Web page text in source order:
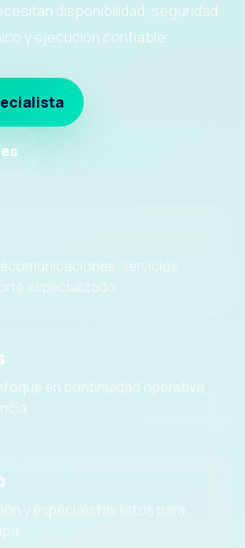
disponibilidad, seguridad,
y ejecución confiable.
servicios
especializado.
en continuidad operativa,
y especialistas listos para